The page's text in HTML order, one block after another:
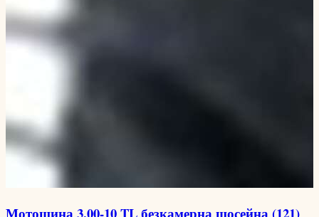
Мотошина 3,00-10 TL безкамерна шосейна (121)